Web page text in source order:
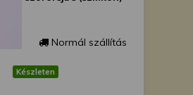
Normál szállítás
Készleten